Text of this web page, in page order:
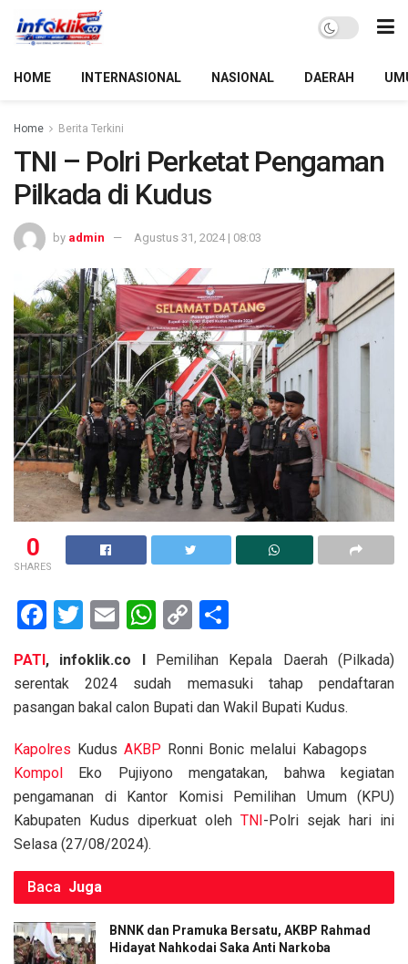
HOME INTERNASIONAL NASIONAL DAERAH
Home Berita Terkini
TNI – Polri Perketat Pengaman
Pilkada di Kudus
by admin Agustus 31, 2024 | 08:03
0
SHARES
F
ce
b
o
k
T
tt
er
E
ail
W
at
s
p
p
C
py
Li
k
ar
e
PATI , infoklik.co I
Pemilihan Kepala Daerah (Pilkada)
serentak 2024 sudah memasuki tahap pendaftaran
pasangan bakal calon Bupati dan Wakil Bupati Kudus.
Kapolres Kudus AKBP Ronni Bonic melalui Kabagops
Kompol
Eko Pujiyono mengatakan, bahwa kegiatan
pengamanan di Kantor Komisi Pemilihan Umum (KPU)
Kabupaten Kudus diperkuat oleh TNI -Polri sejak hari ini
Selasa (27/08/2024).
Baca Juga
BNNK dan Pramuka Bersatu, AKBP Rahmad
Hidayat Nahkodai Saka Anti Narkoba